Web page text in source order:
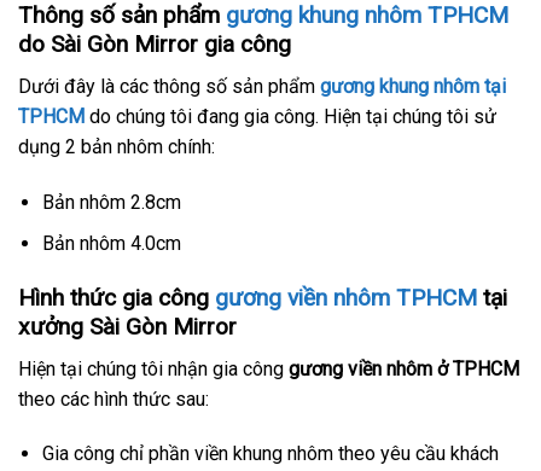
Thông số sản phẩm gương khung nhôm TPHCM
do Sài Gòn Mirror gia công
Dưới đây là các thông số sản phẩm gương khung nhôm tại
TPHCM do chúng tôi đang gia công. Hiện tại chúng tôi sử
dụng 2 bản nhôm chính:
Bản nhôm 2.8cm
Bản nhôm 4.0cm
Hình thức gia công gương viền nhôm TPHCM tại
xưởng Sài Gòn Mirror
Hiện tại chúng tôi nhận gia công gương viền nhôm ở TPHCM
theo các hình thức sau:
Gia công chỉ phần viền khung nhôm theo yêu cầu khách